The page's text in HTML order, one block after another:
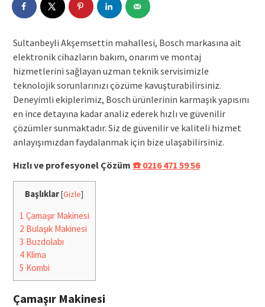
Sultanbeyli Akşemsettin mahallesi, Bosch markasına ait
elektronik cihazların bakım, onarım ve montaj
hizmetlerini sağlayan uzman teknik servisimizle
teknolojik sorunlarınızı çözüme kavuşturabilirsiniz.
Deneyimli ekiplerimiz, Bosch ürünlerinin karmaşık yapısını
en ince detayına kadar analiz ederek hızlı ve güvenilir
çözümler sunmaktadır. Siz de güvenilir ve kaliteli hizmet
anlayışımızdan faydalanmak için bize ulaşabilirsiniz.
Hızlı ve profesyonel Çözüm ☎️ 0216 471 59 56
Başlıklar[Gizle]
1 Çamaşır Makinesi
2 Bulaşık Makinesi
3 Buzdolabı
4Klima
5 Kombi
Çamaşır Makinesi